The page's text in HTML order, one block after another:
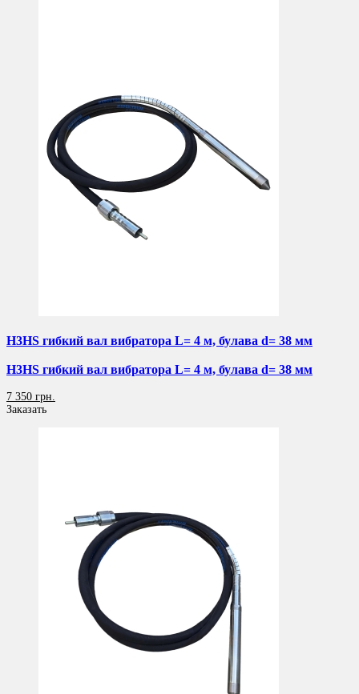
H3HS гибкий вал вибратора L= 4 м, булава d= 38 мм
H3HS гибкий вал вибратора L= 4 м, булава d= 38 мм
7 350 грн.
Заказать